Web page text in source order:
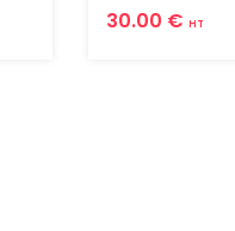
30.00 € HT